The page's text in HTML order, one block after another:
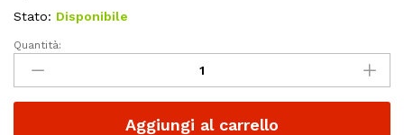
Stato: Disponibile
PLETTRO
FENDER
451
SHELL
Quantità:
Aggiungi al carrello